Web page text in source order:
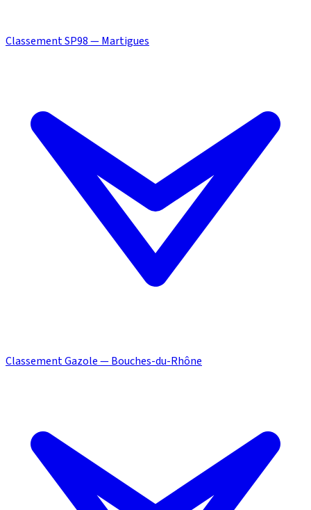
Classement SP98 — Martigues
Classement Gazole — Bouches-du-Rhône